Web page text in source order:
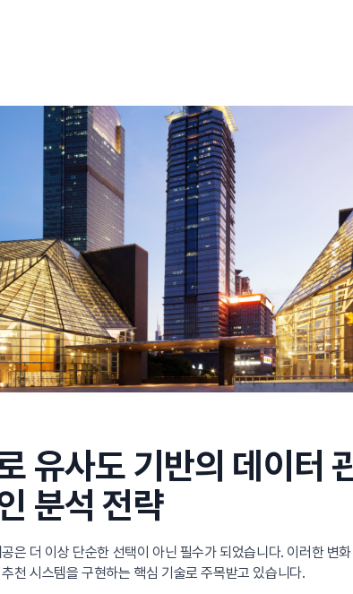
유사도 기반의 데이터
분석 전략
은 더 이상 단순한 선택이 아닌 필수가 되었습니다. 이러한 변화
천 시스템을 구현하는 핵심 기술로 주목받고 있습니다.